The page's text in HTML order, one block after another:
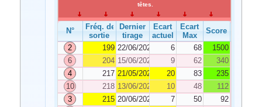
têtes.
N°
Fréq. de
sortie
Dernier
tirage
Ecart
actuel
Ecart
Max
Score
2
199 22/06/2022 6 68
1500
6
204 15/06/2022 9 62
340
4
217 21/05/2022 20 83
235
10
218 13/06/2022 10 48
112
3
215 20/06/2022 7 50
92